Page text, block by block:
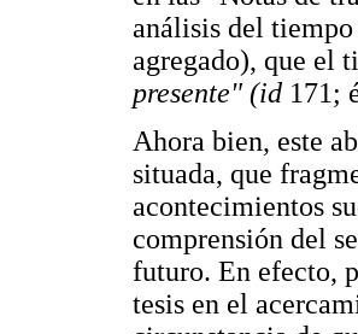
análisis del tiempo
agregado), que el
presente" (id 171;
Ahora bien, este
situada, que
acontecimientos
comprensión del
futuro. En efecto,
tesis en el